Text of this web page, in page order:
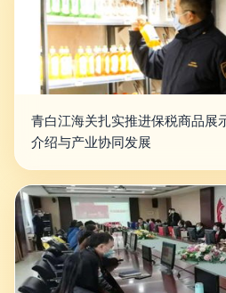
青白江海关扎实推进保税商品展
介绍与产业协同发展